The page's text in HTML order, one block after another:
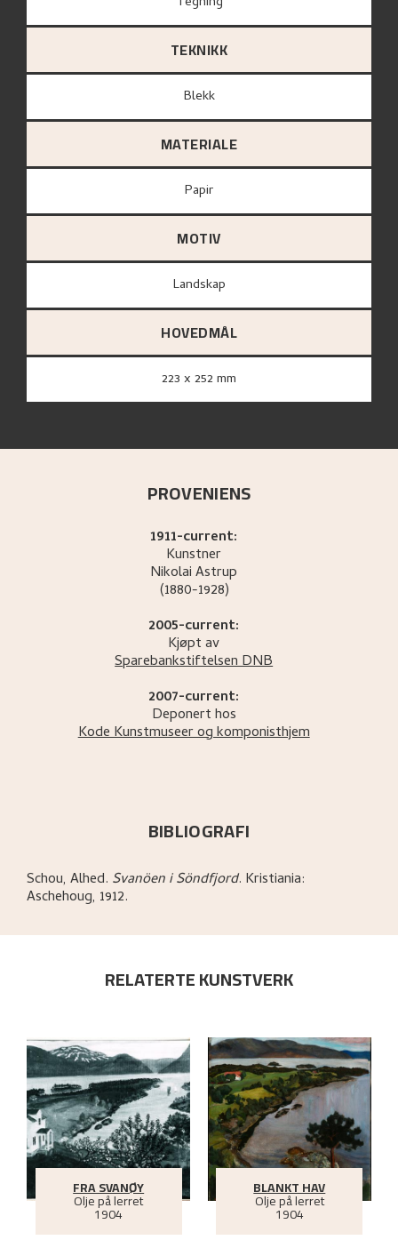
TEKNIKK
Blekk
MATERIALE
papir
MOTIV
Landskap
HOVEDMÅL
223 x 252 mm
PROVENIENS
1911-current:
Kunstner
NikolaiAstrup
(1880-1928)
2005-current:
Kjøpt av
Sparebankstiftelsen DNB
2007-current:
Deponert hos
Kode Kunstmuseer og komponisthjem
BIBLIOGRAFI
Schou, Alhed. Svanöen i Söndfjord. Kristiania:
Aschehoug, 1912.
RELATERTE KUNSTVERK
FRA SVANØY
Olje på lerret
1904
BLANKT HAV
Olje på lerret
1904